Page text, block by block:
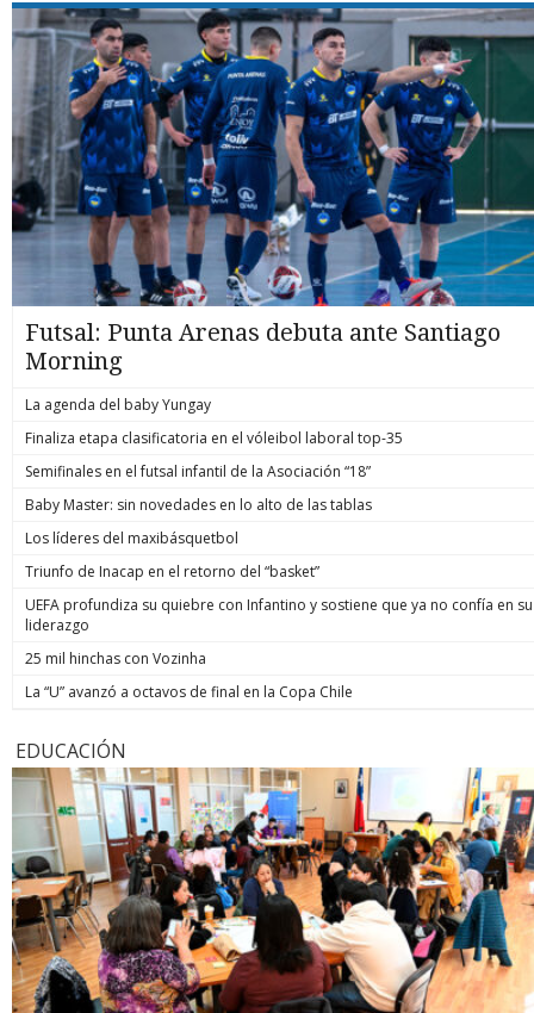
Futsal: Punta Arenas debuta ante Santiago
Morning
La agenda del baby Yungay
Finaliza etapa clasificatoria en el vóleibol laboral top-35
Semifinales en el futsal infantil de la Asociación “18”
Baby Master: sin novedades en lo alto de las tablas
Los líderes del maxibásquetbol
Triunfo de Inacap en el retorno del “basket”
UEFA profundiza su quiebre con Infantino y sostiene que ya no confía en su
liderazgo
25 mil hinchas con Vozinha
La “U” avanzó a octavos de final en la Copa Chile
EDUCACIÓN